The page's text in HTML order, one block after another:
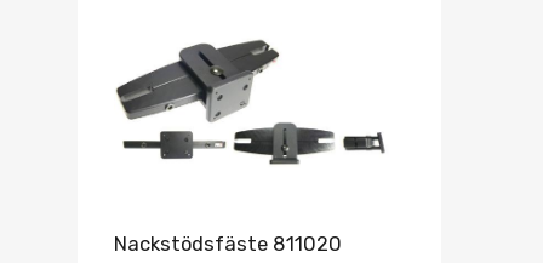
Nackstödsfäste 811020